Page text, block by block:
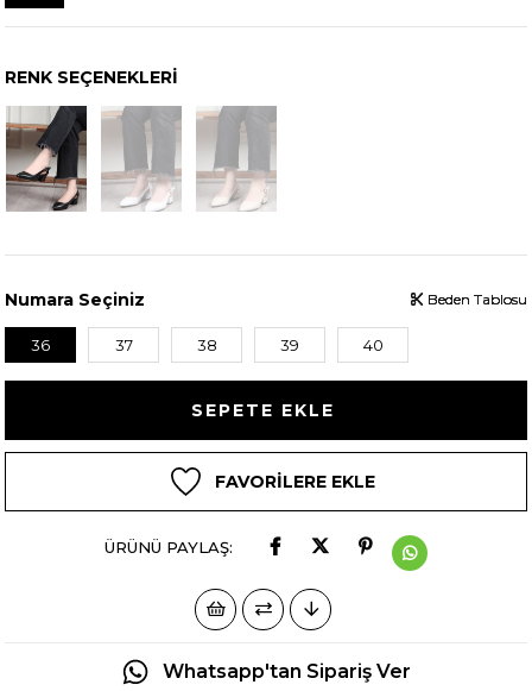
RENK SEÇENEKLERI
Numara Seçiniz
36 37 38 39 40
Beden Tablosu
Beden Tablosu
Beden Tablosu
FAVORILERE EKLE
ÜRÜNÜ PAYLAŞ:
Whatsapp'tan Sipariş Ver